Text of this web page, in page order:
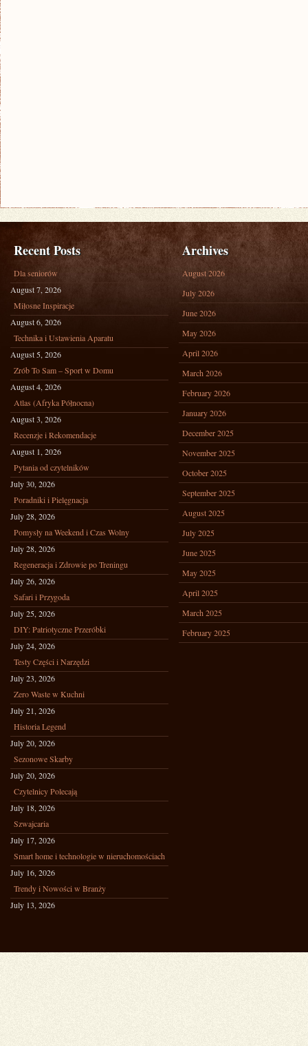
Recent Posts
Dla seniorów
August 7, 2026
Miłosne Inspiracje
August 6, 2026
Technika i Ustawienia Aparatu
August 5, 2026
Zrób To Sam – Sport w Domu
August 4, 2026
Atlas (Afryka Północna)
August 3, 2026
Recenzje i Rekomendacje
August 1, 2026
Pytania od czytelników
July 30, 2026
Poradniki i Pielęgnacja
July 28, 2026
Pomysły na Weekend i Czas Wolny
July 28, 2026
Regeneracja i Zdrowie po Treningu
July 26, 2026
Safari i Przygoda
July 25, 2026
DIY: Patriotyczne Przeróbki
July 24, 2026
Testy Części i Narzędzi
July 23, 2026
Zero Waste w Kuchni
July 21, 2026
Historia Legend
July 20, 2026
Sezonowe Skarby
July 20, 2026
Czytelnicy Polecają
July 18, 2026
Szwajcaria
July 17, 2026
Smart home i technologie w nieruchomościach
July 16, 2026
Trendy i Nowości w Branży
July 13, 2026
Archives
August 2026
July 2026
June 2026
May 2026
April 2026
March 2026
February 2026
January 2026
December 2025
November 2025
October 2025
September 2025
August 2025
July 2025
June 2025
May 2025
April 2025
March 2025
February 2025